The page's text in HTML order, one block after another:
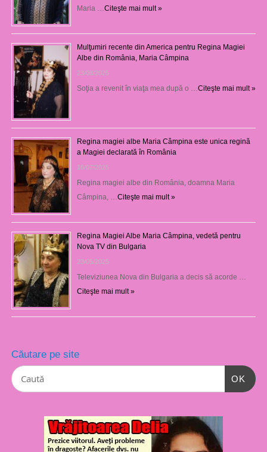
Maria … Citeşte mai mult »
Mulţumiri recente din America pentru Regina Magiei
Albe din România, Maria Câmpina
23/08/2025
Soţia a revenit în viaţa mea după o … Citeşte mai mult »
Regina magiei albe Maria Câmpina este unica regină
a Magiei declarată în România
16/07/2025
Regina magiei albe din România, doamna Maria
Câmpina, … Citeşte mai mult »
Regina Magiei Albe Maria Câmpina, vedetă pentru
Nova TV din Bulgaria
23/05/2025
Televiziunea Nova din Bulgaria a decis să acorde …
Citeşte mai mult »
Căutare pe site
OK